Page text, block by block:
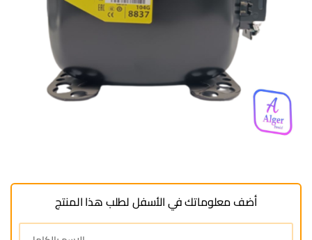
أضف معلوماتك في الأسفل لطلب هذا المنتج